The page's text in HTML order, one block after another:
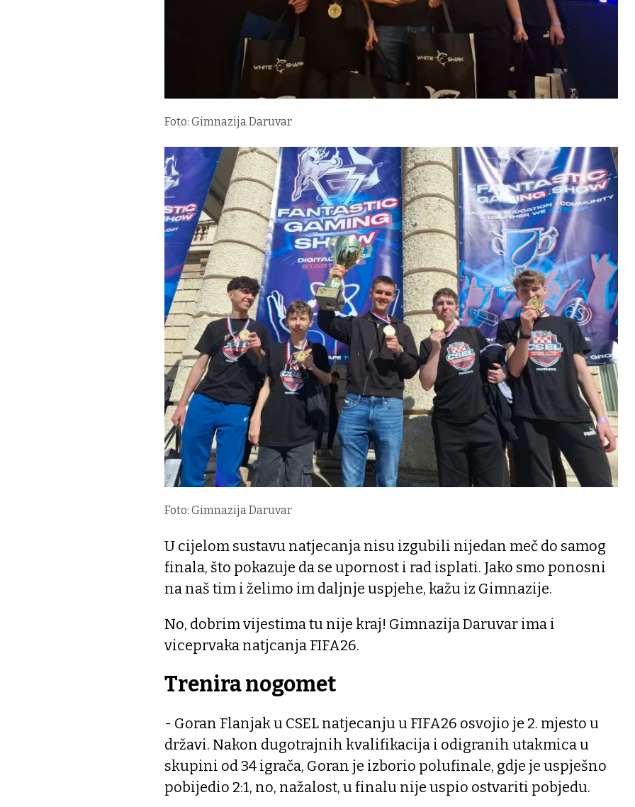
Foto: Gimnazija Daruvar
Foto: Gimnazija Daruvar
U cijelom sustavu natjecanja nisu izgubili nijedan meč do samog
finala, što pokazuje da se upornost i rad isplati. Jako smo ponosni
na naš tim i želimo im daljnje uspjehe, kažu iz Gimnazije.
No, dobrim vijestima tu nije kraj! Gimnazija Daruvar ima i
viceprvaka natjcanja FIFA26.
Trenira nogomet
- Goran Flanjak u CSEL natjecanju u FIFA26 osvojio je 2. mjesto u
državi. Nakon dugotrajnih kvalifikacija i odigranih utakmica u
skupini od 34 igrača, Goran je izborio polufinale, gdje je uspješno
pobijedio 2:1, no, nažalost, u finalu nije uspio ostvariti pobjedu.